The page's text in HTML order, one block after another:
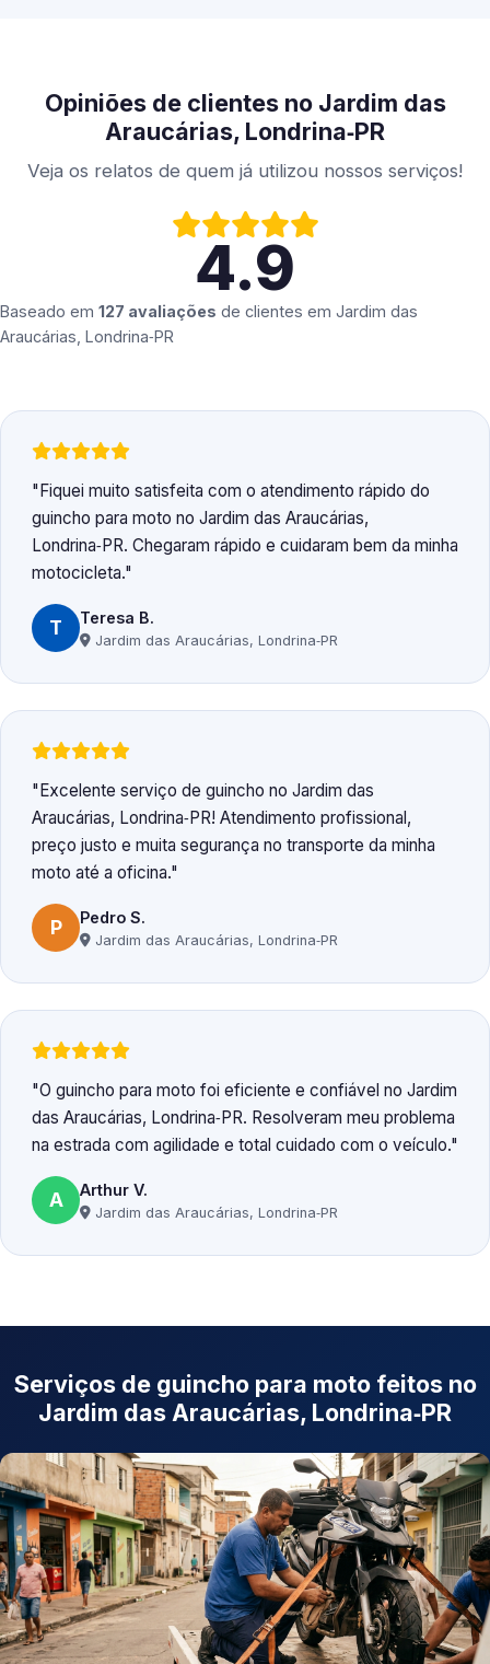
Opiniões de clientes no Jardim das
Araucárias, Londrina‑PR
Veja os relatos de quem já utilizou nossos serviços!
4.9
Baseado em 127 avaliações de clientes em Jardim das
Araucárias, Londrina‑PR
Fiquei muito satisfeita com o atendimento rápido do
guincho para moto no Jardim das Araucárias,
Londrina‑PR. Chegaram rápido e cuidaram bem da minha
motocicleta.
T Teresa B.
Jardim das Araucárias, Londrina‑PR
Excelente serviço de guincho no Jardim das
Araucárias, Londrina‑PR! Atendimento profissional,
preço justo e muita segurança no transporte da minha
moto até a oficina.
P Pedro S.
Jardim das Araucárias, Londrina‑PR
O guincho para moto foi eficiente e confiável no Jardim
das Araucárias, Londrina‑PR. Resolveram meu problema
na estrada com agilidade e total cuidado com o veículo.
A Arthur V.
Jardim das Araucárias, Londrina‑PR
Serviços de guincho para moto feitos no
Jardim das Araucárias, Londrina‑PR